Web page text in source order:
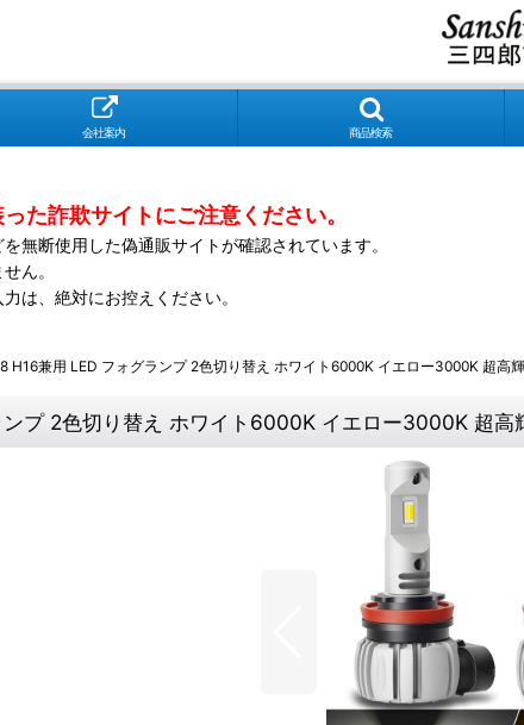
会社案内 商品検索
た詐欺サイトにご注意ください。
無断使用した偽通販サイトが確認されています。
ん。
は、絶対にお控えください。
H16兼用 LED フォグランプ 2色切り替え ホワイト6000K イエロー3000K 超高
プ 2色切り替え ホワイト6000K イエロー3000K 超